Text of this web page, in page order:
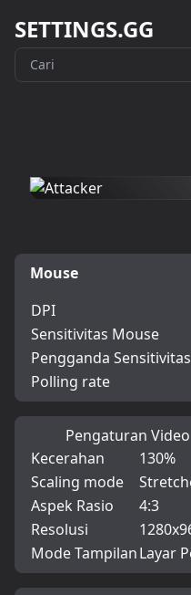
SETTINGS.GG
Mouse
DPI
Sensitivitas Mouse
Pengganda
Polling rate
Pengaturan Video
Kecerahan
130%
Scaling mode
Aspek Rasio
4:3
Resolusi
Mode TampilanLayar